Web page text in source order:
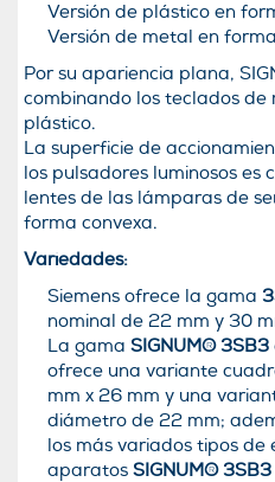
Versión de plástico en
Versión de metal en
Por su apariencia plana,
combinando los teclados
plástico.
La superficie de
los pulsadores luminosos es
lentes de las lámparas de
forma convexa.
Variedades:
Siemens ofrece la gama
nominal de 22 mm y 30
La gama SIGNUM®3SB3
ofrece una variante
mm x 26 mm y una
diámetro de 22 mm;
los más variados tipos de
aparatos SIGNUM®3SB3